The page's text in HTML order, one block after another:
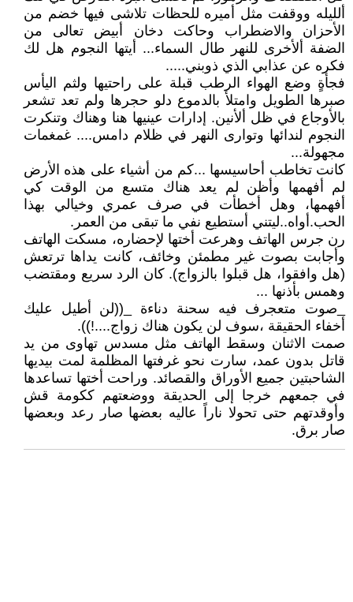
ألليله ووقفت مثل أميره للحظات تلاشى فيها خضم من
الأحزان والاضطراب وحاكت دخان أبيض تعالى من
الضفة ألأخرى للنهر طال السماء... أيتها النجوم هل لك
فكره عن عذابي الذي ذوبني.....
فجأةٍ وضع الهواء الرطب قبلة على راحتيها ولثم اليأس
صبرها الطويل وامتلأ بالدموع دلو حجرها ولم تعد تشعر
بالأوجاع في ظل ألأنين. إدارات عينيها هنا وهناك وتنكرت
النجوم لندائها وتوارى النهر في ظلام دامس.... غمغمات
مجهولة...
كانت تخاطب أحاسيسها ...كم من أشياء على هذه الأرض
لم أفهمها وأظن لم يعد هناك متسع من الوقت كي
أفهمها، وهل أخطأت في صرف عمري وخيالي بهذا
الحب.أواه..ليتني أستطيع نفي ما تبقى من العمر.
رن جرس الهاتف وهرعت أختها لإحضاره، مسكت الهاتف
وأجابت بصوت غير مطمئن وخائف، كانت يداها ترتعش
(هل وافقوا، هل قبلوا بالزواج). كان الرد سريع ومقتضب
وهمس بأذنها ...
_صوت متعجرف فيه سحنة دناءة _((لن أطيل عليك
أخفاء الحقيقة ،سوف لن يكون هناك زواج....!)).
صمت الاثنان وسقط الهاتف مثل مسدس تهاوى من يد
قاتل بدون عمد، سارت نحو غرفتها المظلمة لمت بيديها
الشاحبتين جميع الأوراق والقصائد. وراحت أختها تساعدها
في جمعهم خرجا إلى الحديقة ووضعتهم ككومة قش
وأوقدتهم حتى تحولا ناراً عاليه بعضها صار رعد وبعضها
صار برق.